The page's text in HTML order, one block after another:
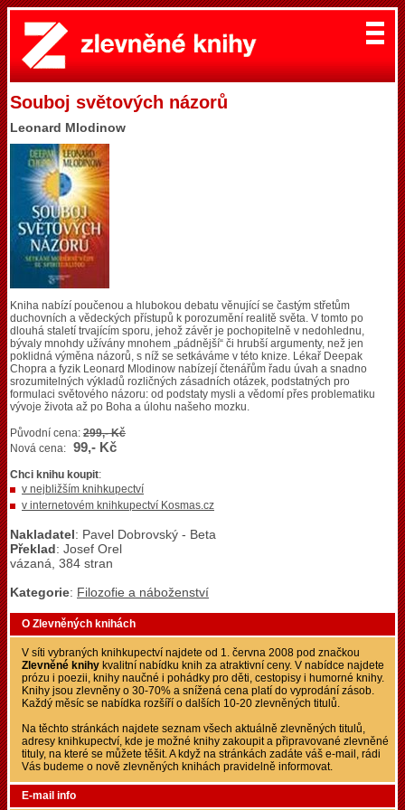
Souboj světových názorů
Leonard Mlodinow
Kniha nabízí poučenou a hlubokou debatu věnující se častým střetům
duchovních a vědeckých přístupů k porozumění realitě světa. V tomto po
dlouhá staletí trvajícím sporu, jehož závěr je pochopitelně v nedohlednu,
bývaly mnohdy užívány mnohem „pádnější“ či hrubší argumenty, než jen
poklidná výměna názorů, s níž se setkáváme v této knize. Lékař Deepak
Chopra a fyzik Leonard Mlodinow nabízejí čtenářům řadu úvah a snadno
srozumitelných výkladů rozličných zásadních otázek, podstatných pro
formulaci světového názoru: od podstaty mysli a vědomí přes problematiku
vývoje života až po Boha a úlohu našeho mozku.
Původní cena: 299,- Kč
Nová cena: 99,- Kč
Chci knihu koupit:
v nejbližším knihkupectví
v internetovém knihkupectví Kosmas.cz
Nakladatel: Pavel Dobrovský - Beta
Překlad: Josef Orel
vázaná, 384 stran
Kategorie: Filozofie a náboženství
O Zlevněných knihách
V síti vybraných knihkupectví najdete od 1. června 2008 pod značkou
Zlevněné knihy kvalitní nabídku knih za atraktivní ceny. V nabídce najdete
prózu i poezii, knihy naučné i pohádky pro děti, cestopisy i humorné knihy.
Knihy jsou zlevněny o 30-70% a snížená cena platí do vyprodání zásob.
Každý měsíc se nabídka rozšíří o dalších 10-20 zlevněných titulů.
Na těchto stránkách najdete seznam všech aktuálně zlevněných titulů,
adresy knihkupectví, kde je možné knihy zakoupit a připravované zlevněné
tituly, na které se můžete těšit. A když na stránkách zadáte váš e-mail, rádi
Vás budeme o nově zlevněných knihách pravidelně informovat.
E-mail info